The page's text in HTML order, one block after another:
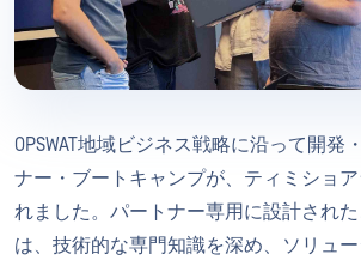
OPSWAT地域ビジネス戦略に沿って開発
ナー・ブートキャンプが、ティミショ
れました。パートナー専用に設計され
は、技術的な専門知識を深め、ソリュ